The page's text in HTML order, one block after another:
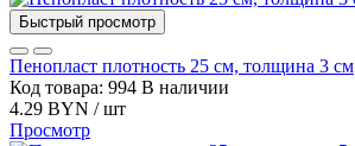
Быстрый просмотр
Пенопласт плотность 25 см, толщина 3 см
Код товара: 994 В наличии
4.29 BYN / шт
Просмотр